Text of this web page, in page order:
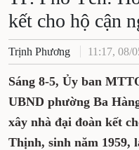
TP. Phổ Yên:
đoàn kết cho
Trịnh Phương 11:17,
Sáng 8-5, Ủy ban
với UBND phường
phí hỗ trợ xây nhà